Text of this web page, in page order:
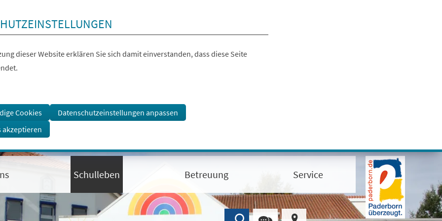
dieser Website erklären Sie sich damit einverstanden, dass diese Seite
Cookies
Datenschutzeinstellungen anpassen
akzeptieren
Schulleben Betreuung Service